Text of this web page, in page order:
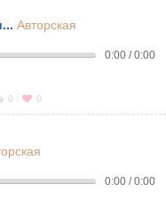
Авторская
0:00 / 0:00
0 0
0:00 / 0:00